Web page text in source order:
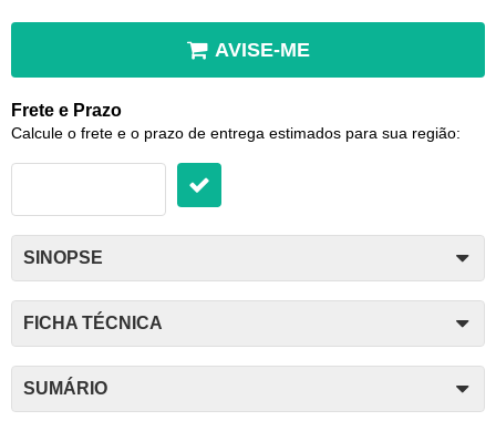
AVISE-ME
Frete e Prazo
Calcule o frete e o prazo de entrega estimados para sua região:
SINOPSE
FICHA TÉCNICA
SUMÁRIO